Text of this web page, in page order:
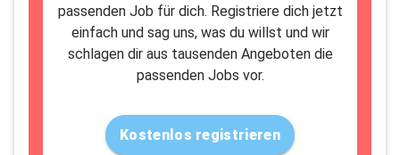
passenden Job für dich. Registriere dich jetzt
einfach und sag uns, was du willst und wir
schlagen dir aus tausenden Angeboten die
passenden Jobs vor.
Kostenlos registrieren